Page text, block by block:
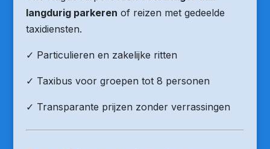
langdurig parkeren of reizen met gedeelde
taxidiensten.
✓ Particulieren en zakelijke ritten
✓ Taxibus voor groepen tot 8 personen
✓ Transparante prijzen zonder verrassingen